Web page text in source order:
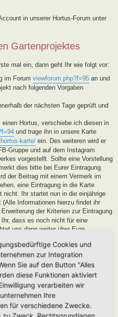
in unserer Hortus-Forum unter
Gartenprojektes
mal ein, dann geht Ihr wie folgt vor:
im Forum viewforum.php?f=95 an und
nach folgenden Vorgaben
der nächsten Tage geprüft und
Hortus, verschiebe ich diesen in
und trage ihn in unsere Karte
karte/ ein. Des weiteren wird er
Gruppe und auf dem Instagram
vorgestellt. Sollte eine Vorstellung
dies bitte bei Eurer Eintragung.
der Beitrag mit einem Vermerk im
eine Eintragung in die Karte
nicht. Ihr startet nun in die einjährige
(Alle Informationen hierzu findet ihr
Erweiterung der Kriterien zur Eintragung
dass es noch nicht für eine
uns dann weiter über Eure
Wenn unser Moderatorenteam der
soweit, werden wir diesen als Hortus
erfolgt spätestens nach Ablauf des
Stellen wir in dieser Zeit keine
Eintragung archivieren.
keinen Hortus sondern um ein
die keinen klassischen
aber in Anlehnung an das
Cookies und
zur Integration
Sie auf den Button "Alles
diese Funktionen aktiviert
verarbeiten wir
Ihre
für verschiedene Zwecke.